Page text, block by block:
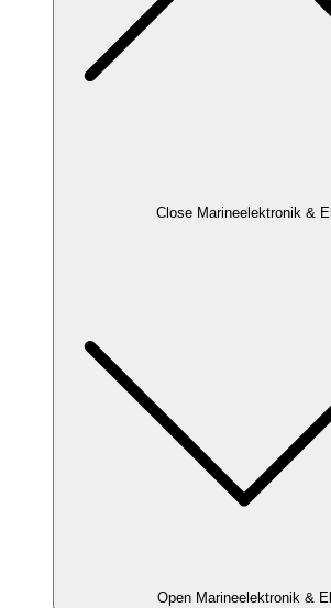
Close Marineelektronik & El
Open Marineelektronik & El